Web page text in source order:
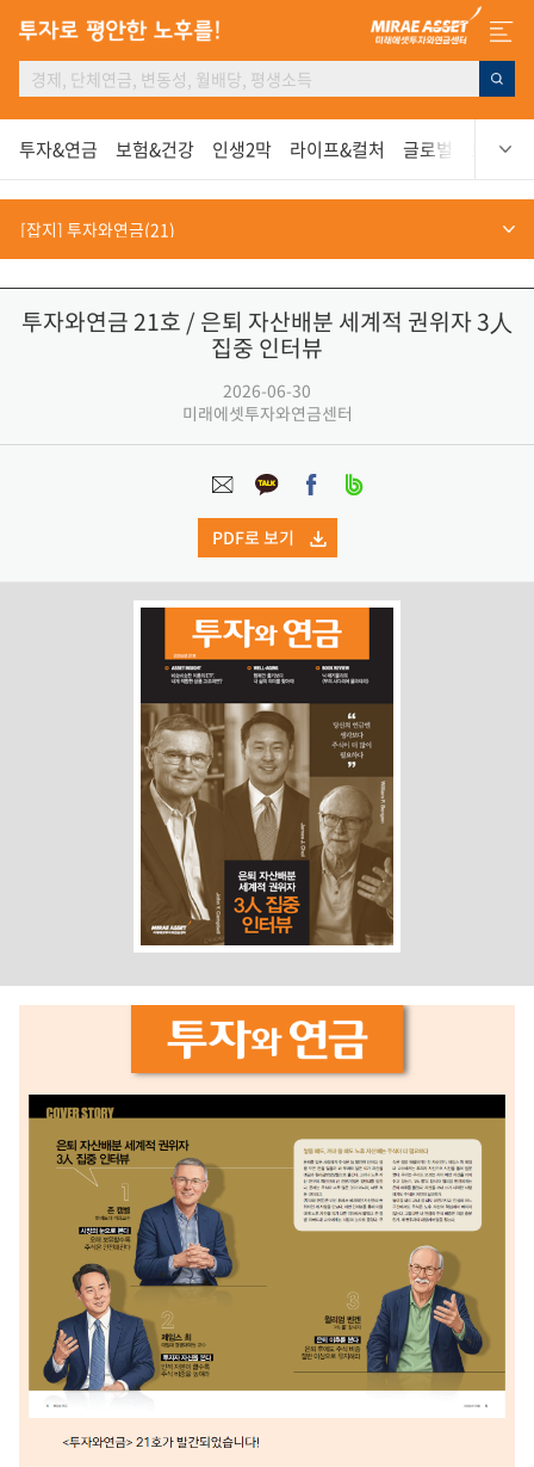
투자&연금 보험&건강 인생2막 라이프&컬처 글로벌 보고서
투자와연금 21호 / 은퇴 자산배분 세계적 권위자 3人
집중 인터뷰
2026-06-30
미래에셋투자와연금센터
PDF로 보기